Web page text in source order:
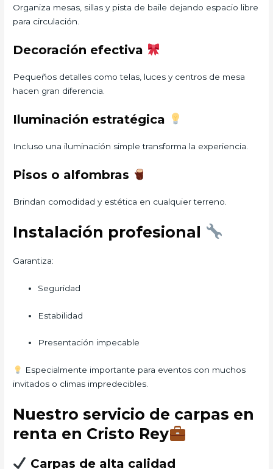
Organiza mesas, sillas y pista de baile dejando espacio libre
para circulación.
Decoración efectiva
Pequeños detalles como telas, luces y centros de mesa
hacen gran diferencia.
Iluminación estratégica
Incluso una iluminación simple transforma la experiencia.
Pisos o alfombras
Brindan comodidad y estética en cualquier terreno.
Instalación profesional
Garantiza:
Seguridad
Estabilidad
Presentación impecable
Especialmente importante para eventos con muchos
invitados o climas impredecibles.
Nuestro servicio de carpas en
renta en Cristo Rey
Carpas de alta calidad